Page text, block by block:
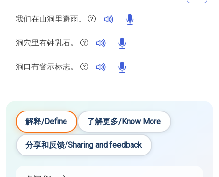
我们在山洞里避雨。
洞穴里有钟乳石。
洞口有警示标志。
解释/Define 了解更多/Know More
分享和反馈/Sharing and feedback